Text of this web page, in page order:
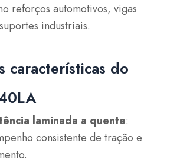
reforços automotivos, vigas
industriais.
características do
laminada a quente:
consistente de tração e